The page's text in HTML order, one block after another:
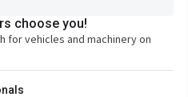
choose you!
for vehicles and machinery on